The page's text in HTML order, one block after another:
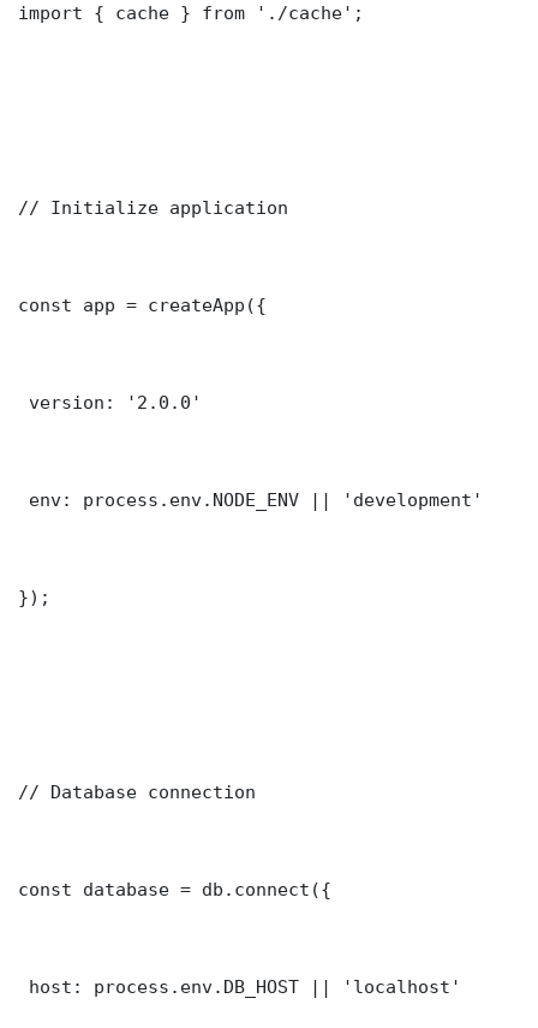
import { cache } from './cache';
// Initialize application
const app = createApp({
version: '2.0.0'
env: process.env.NODE_ENV || 'development'
});
// Database connection
const database = db.connect({
host: process.env.DB_HOST || 'localhost'